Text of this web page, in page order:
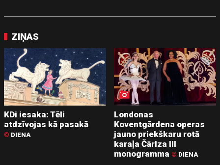
ZIŅAS
KDi iesaka: Tēli
atdzīvojas kā pasakā
© DIENA
Londonas
Koventgārdena operas
jauno priekškaru rotā
karaļa Čārlza III
monogramma © DIENA